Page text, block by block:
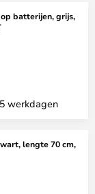
batterijen, grijs,
werkdagen
lengte 70 cm,